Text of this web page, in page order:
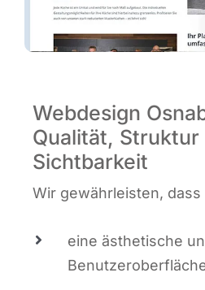
Webdesign
Qualität, Struktur
Sichtbarkeit
Wir gewähr­leis­ten,
eine ästhe­ti­sche